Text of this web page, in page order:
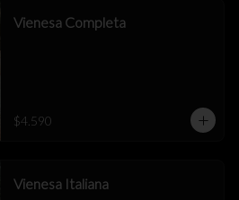
Vienesa Completa
$4.590
Vienesa Italiana